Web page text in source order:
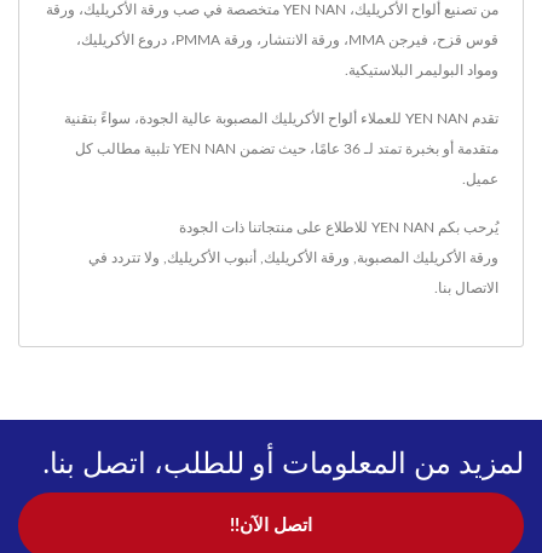
من تصنيع ألواح الأكريليك، YEN NAN متخصصة في صب ورقة الأكريليك، ورقة
قوس قزح، فيرجن MMA، ورقة الانتشار، ورقة PMMA، دروع الأكريليك،
ومواد البوليمر البلاستيكية.
تقدم YEN NAN للعملاء ألواح الأكريليك المصبوبة عالية الجودة، سواءً بتقنية
متقدمة أو بخبرة تمتد لـ 36 عامًا، حيث تضمن YEN NAN تلبية مطالب كل
عميل.
يُرحب بكم YEN NAN للاطلاع على منتجاتنا ذات الجودة
ورقة الأكريليك المصبوبة ورقة الأكريليك أنبوب الأكريليك , ولا تتردد في
الاتصال بنا
لمزيد من المعلومات أو للطلب، اتصل بنا.
اتصل الآن!!